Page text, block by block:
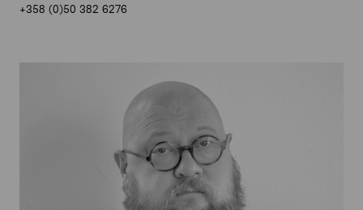
+358 (0)50 382 6276